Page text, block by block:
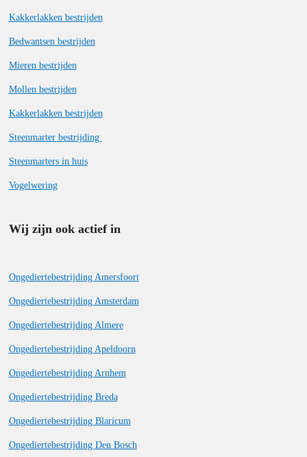
Kakkerlakken bestrijden
Bedwantsen bestrijden
Mieren bestrijden
Mollen bestrijden
Kakkerlakken bestrijden
Steenmarter bestrijding
Steenmarters in huis
Vogelwering
Wij zijn ook actief in
Ongediertebestrijding Amersfoort
Ongediertebestrijding Amsterdam
Ongediertebestrijding Almere
Ongediertebestrijding Apeldoorn
Ongediertebestrijding Arnhem
Ongediertebestrijding Breda
Ongediertebestrijding Blaricum
Ongediertebestrijding Den Bosch